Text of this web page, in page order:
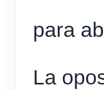
para
La